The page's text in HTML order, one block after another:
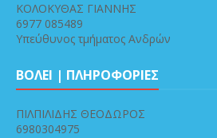
ΚΟΛΟΚΥΘΑΣ ΓΙΑΝΝΗΣ
6977 085489
Υπεύθυνος τμήματος Ανδρών
ΒΟΛΕΙ | ΠΛΗΡΟΦΟΡΙΕΣ
ΠΙΛΠΙΛΙΔΗΣ ΘΕΟΔΩΡΟΣ
6980304975